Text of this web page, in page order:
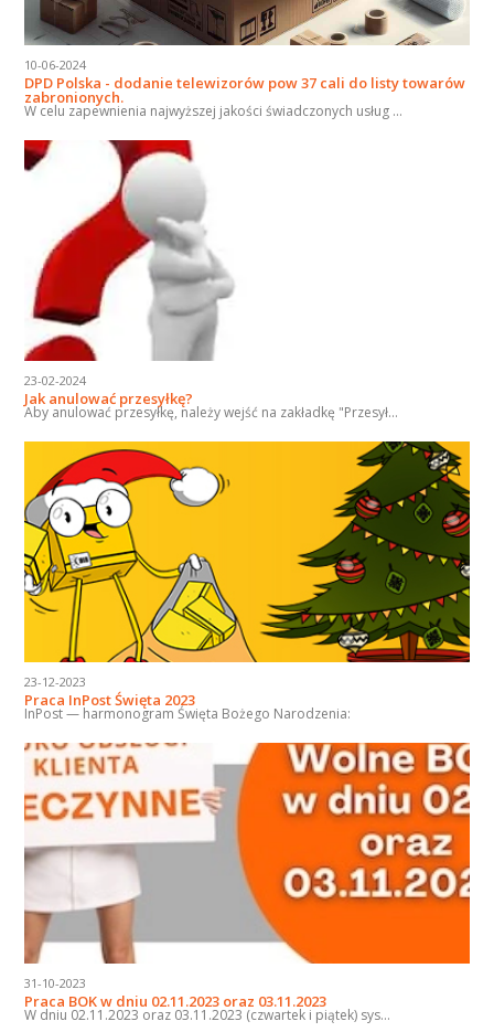
10-06-2024
DPD Polska - dodanie telewizorów pow 37 cali do listy towarów
zabronionych.
W celu zapewnienia najwyższej jakości świadczonych usług ...
23-02-2024
Jak anulować przesyłkę?
Aby anulować przesyłkę, należy wejść na zakładkę "Przesył...
23-12-2023
Praca InPost Święta 2023
InPost — harmonogram Święta Bożego Narodzenia:
31-10-2023
Praca BOK w dniu 02.11.2023 oraz 03.11.2023
W dniu 02.11.2023 oraz 03.11.2023 (czwartek i piątek) sys...